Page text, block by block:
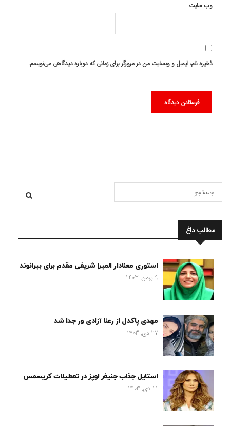
وب‌ سایت
ذخیره نام، ایمیل و وبسایت من در مرورگر برای زمانی که دوباره دیدگاهی می‌نویسم.
مطالب داغ
استوری معنادار المیرا شریفی مقدم برای بیرانوند
9 بهمن, 1403
مهدی پاکدل از رعنا آزادی ور جدا شد
27 دی, 1403
استایل جذاب جنیفر لوپز در تعطیلات کریسمس
11 دی, 1403